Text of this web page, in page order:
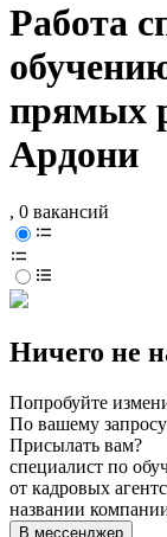
Работа
прямых
Ардони
, 0 вакансий
Ничего не
Попробуйте
По вашему
Присылать вам?
специалист по
от кадровых
названии
В мессенджер